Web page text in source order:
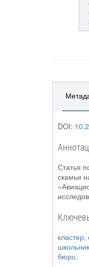
DOI:
Статья
скамьи
кластер,
бюро.